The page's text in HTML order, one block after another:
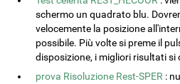
schermo un quadrato blu.
velocemente la posizione
possibile. Più volte si preme il
disposizione, i migliori risultati si
prova Risoluzione Rest-SPER :